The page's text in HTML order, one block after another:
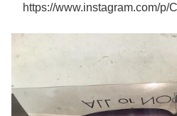
https://www.instagram.com/p/